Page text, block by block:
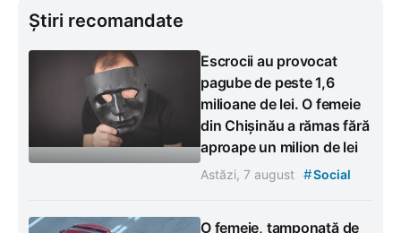
Știri recomandate
Escrocii au provocat
pagube de peste 1,6
milioane de lei. O femeie
din Chișinău a rămas fără
aproape un milion de lei
Astăzi, 7 august #Social
O femeie, tamponată de